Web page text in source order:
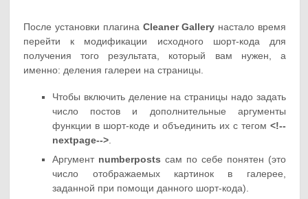
После установки плагина Cleaner Gallery настало время
перейти к модификации исходного шорт-кода для
получения того результата, который вам нужен, а
именно: деления галереи на страницы.
Чтобы включить деление на страницы надо задать
число постов и дополнительные аргументы
функции в шорт-коде и объединить их с тегом <!--
nextpage-->.
Аргумент numberposts сам по себе понятен (это
число отображаемых картинок в галерее,
заданной при помощи данного шорт-кода).